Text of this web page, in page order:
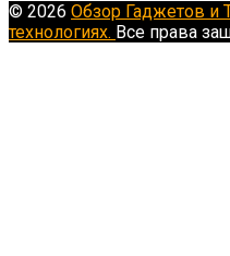
© 2026 Обзор Гаджетов и
технологиях. Все права